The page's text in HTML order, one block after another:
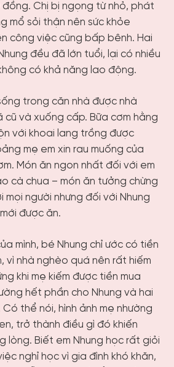
Chị bị ngọng từ nhỏ, phát
mổ sỏi thận nên sức khỏe
công việc cũng bấp bênh. Hai
đều đã lớn tuổi, lại có nhiều
có khả năng lao động.
trong căn nhà được nhà
cũ và xuống cấp. Bữa cơm hằng
với khoai lang trồng được
mẹ em xin rau muống của
Món ăn ngon nhất đối với em
cà chua – món ăn tưởng chừng
người nhưng đối với Nhung
được ăn.
mình, bé Nhung chỉ ước có tiền
vì nhà nghèo quá nên rất hiếm
khi mẹ kiếm được tiền mua
hết phần cho Nhung và hai
Có thể nói, hình ảnh mẹ nhường
trở thành điều gì đó khiến
lòng. Biết em Nhung học rất giỏi
nghỉ học vì gia đình khó khăn,